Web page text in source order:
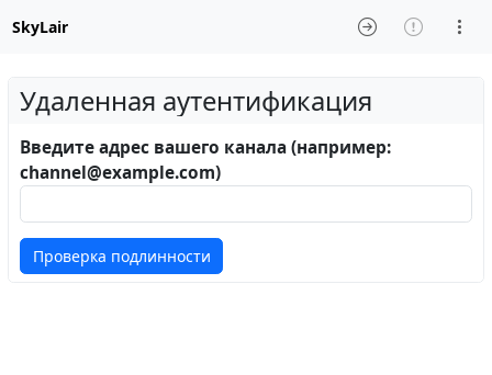
SkyLair
Удаленная аутентификация
Введите адрес вашего канала (например:
channel@example.com)